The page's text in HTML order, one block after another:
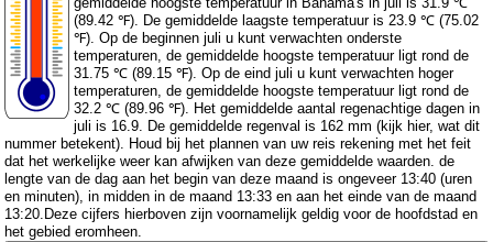
(89.42 ℉). De gemiddelde laagste temperatuur is 23.9 ℃ (75.02
℉). Op de beginnen juli u kunt verwachten onderste
temperaturen, de gemiddelde hoogste temperatuur ligt rond de
31.75 ℃ (89.15 ℉). Op de eind juli u kunt verwachten hoger
temperaturen, de gemiddelde hoogste temperatuur ligt rond de
32.2 ℃ (89.96 ℉). Het gemiddelde aantal regenachtige dagen in
juli is 16.9. De gemiddelde regenval is 162 mm (kijk hier, wat dit
nummer betekent). Houd bij het plannen van uw reis rekening met het feit
dat het werkelijke weer kan afwijken van deze gemiddelde waarden. de
lengte van de dag aan het begin van deze maand is ongeveer 13:40 (uren
en minuten), in midden in de maand 13:33 en aan het einde van de maand
13:20.Deze cijfers hierboven zijn voornamelijk geldig voor de hoofdstad en
het gebied eromheen.